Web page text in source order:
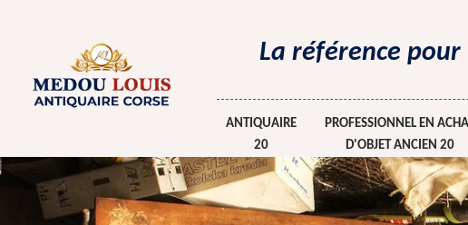
La référence
ANTIQUAIRE
20
PROFESSIONNEL EN
D'OBJET ANCIEN 20